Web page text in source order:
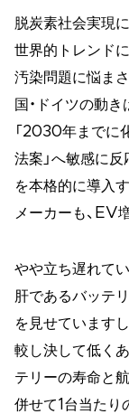
脱炭素社会実現
世界的トレンド
汚染問題に悩ま
国・ドイツの動
「2030年までに
法案」へ敏感に
を本格的に導入
メーカーも、EV
やや立ち遅れて
肝であるバッテ
を見せています
較し決して低く
テリーの寿命と
併せて1台当たり